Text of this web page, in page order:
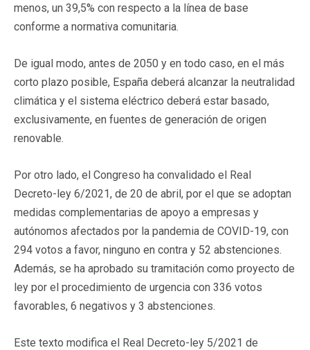
menos, un 39,5% con respecto a la línea de base
conforme a normativa comunitaria.
De igual modo, antes de 2050 y en todo caso, en el más
corto plazo posible, España deberá alcanzar la neutralidad
climática y el sistema eléctrico deberá estar basado,
exclusivamente, en fuentes de generación de origen
renovable.
Por otro lado, el Congreso ha convalidado el Real
Decreto-ley 6/2021, de 20 de abril, por el que se adoptan
medidas complementarias de apoyo a empresas y
autónomos afectados por la pandemia de COVID-19, con
294 votos a favor, ninguno en contra y 52 abstenciones.
Además, se ha aprobado su tramitación como proyecto de
ley por el procedimiento de urgencia con 336 votos
favorables, 6 negativos y 3 abstenciones.
Este texto modifica el Real Decreto-ley 5/2021 de